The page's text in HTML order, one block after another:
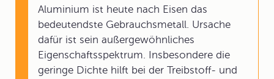
Aluminium ist heute nach Eisen das
bedeutendste Gebrauchsmetall. Ursache
dafür ist sein außergewöhnliches
Eigenschaftsspektrum. Insbesondere die
geringe Dichte hilft bei der Treibstoff- und